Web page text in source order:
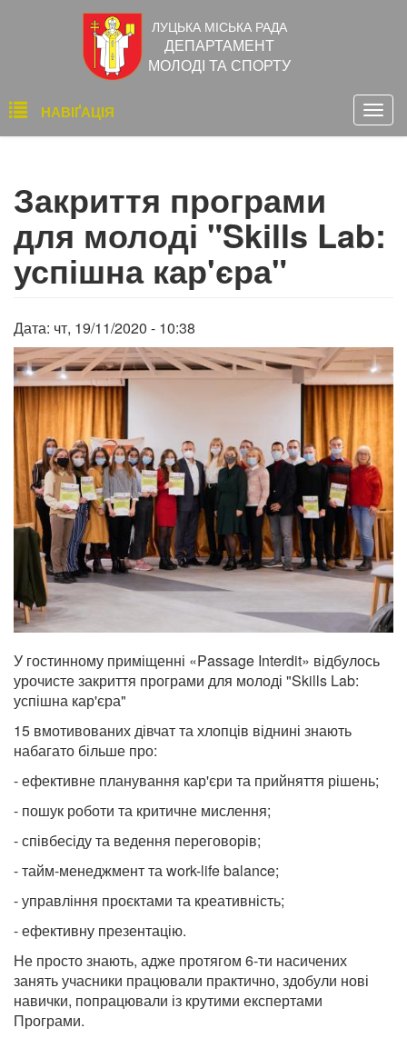
ЛУЦЬКА МІСЬКА РАДА
ДЕПАРТАМЕНТ
МОЛОДІ ТА СПОРТУ
Основна
навіґація
НАВІҐАЦІЯ
Закриття програми
для молоді "Skills Lab:
успішна кар'єра"
Дата: чт, 19/11/2020 - 10:38
У гостинному приміщенні «Passage Interdit» відбулось
урочисте закриття програми для молоді "Skills Lab:
успішна кар'єра"
15 вмотивованих дівчат та хлопців віднині знають
набагато більше про:
- ефективне планування кар'єри та прийняття рішень;
- пошук роботи та критичне мислення;
- співбесіду та ведення переговорів;
- тайм-менеджмент та work-life balance;
- управління проєктами та креативність;
- ефективну презентацію.
Не просто знають, адже протягом 6-ти насичених
занять учасники працювали практично, здобули нові
навички, попрацювали із крутими експертами
Програми.